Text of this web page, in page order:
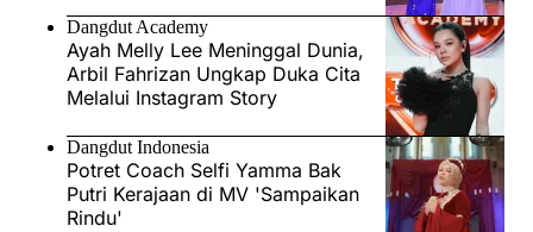
Dangdut Academy
Ayah Melly Lee Meninggal Dunia,
Arbil Fahrizan Ungkap Duka Cita
Melalui Instagram Story
Dangdut Indonesia
Potret Coach Selfi Yamma Bak
Putri Kerajaan di MV 'Sampaikan
Rindu'